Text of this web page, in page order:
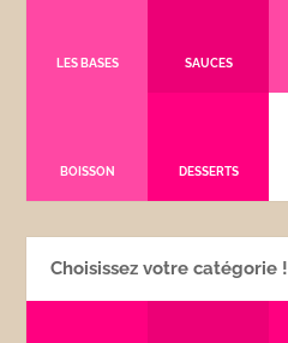
LES BASES SAUCES
BOISSON DESSERTS
Choisissez votre catégorie !